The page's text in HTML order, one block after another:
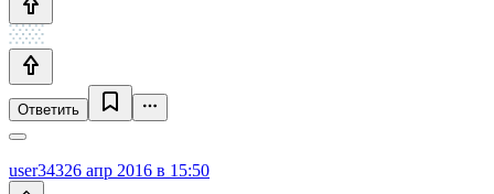
Ответить
user34326 апр 2016 в 15:50